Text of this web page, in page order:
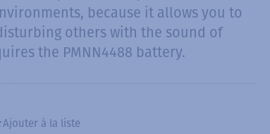
because it allows you to
others with the sound of
the PMNN4488 battery.
Ajouter à la liste